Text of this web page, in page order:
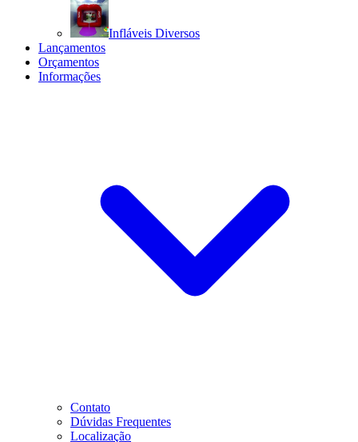
Infláveis Diversos
Lançamentos
Orçamentos
Informações
Contato
Dúvidas Frequentes
Localização